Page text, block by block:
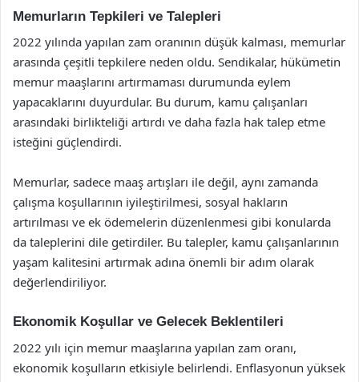
Memurların Tepkileri ve Talepleri
2022 yılında yapılan zam oranının düşük kalması, memurlar
arasında çeşitli tepkilere neden oldu. Sendikalar, hükümetin
memur maaşlarını artırmaması durumunda eylem
yapacaklarını duyurdular. Bu durum, kamu çalışanları
arasındaki birlikteliği artırdı ve daha fazla hak talep etme
isteğini güçlendirdi.
Memurlar, sadece maaş artışları ile değil, aynı zamanda
çalışma koşullarının iyileştirilmesi, sosyal hakların
artırılması ve ek ödemelerin düzenlenmesi gibi konularda
da taleplerini dile getirdiler. Bu talepler, kamu çalışanlarının
yaşam kalitesini artırmak adına önemli bir adım olarak
değerlendiriliyor.
Ekonomik Koşullar ve Gelecek Beklentileri
2022 yılı için memur maaşlarına yapılan zam oranı,
ekonomik koşulların etkisiyle belirlendi. Enflasyonun yüksek